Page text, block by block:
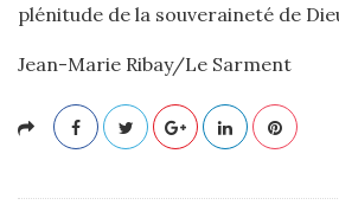
plénitude de la souveraineté de
Jean-Marie Ribay/Le Sarment